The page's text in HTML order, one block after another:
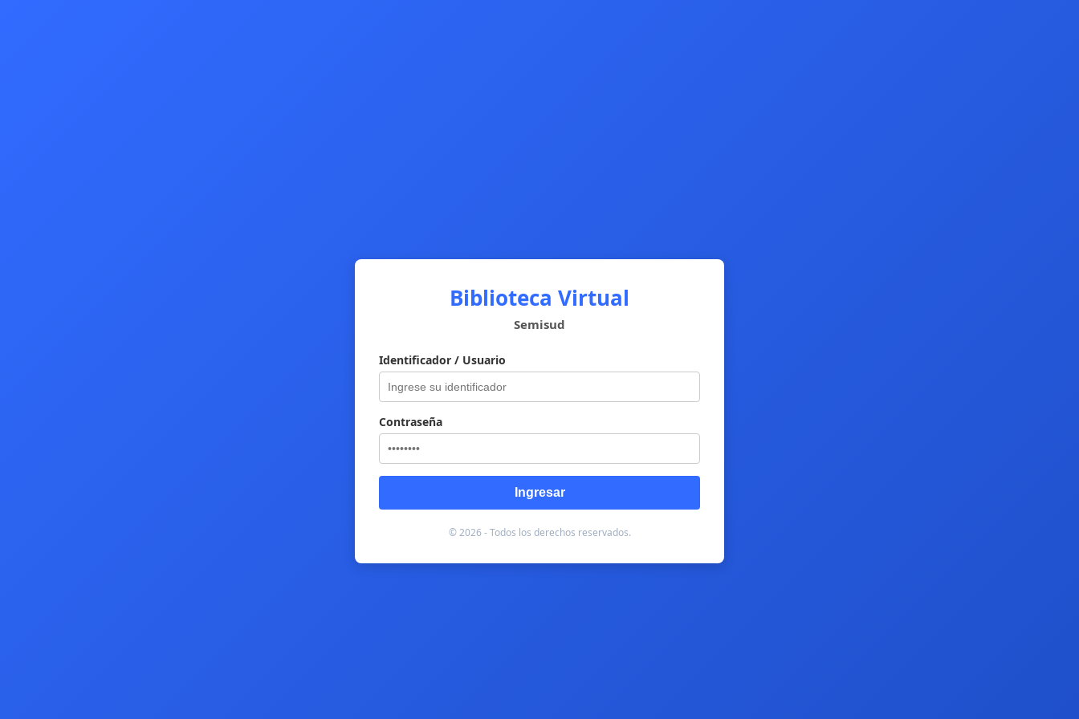
Biblioteca Virtual
Semisud
Identificador / Usuario
Contraseña
Ingresar
© 2026 - Todos los derechos reservados.